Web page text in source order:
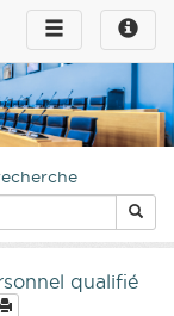
Toggle
infos
Toggle
navigation
qualifié